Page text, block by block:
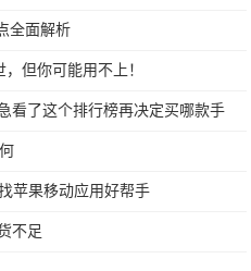
全面解析
但你可能用不上！
看了这个排行榜再决定买哪款手
苹果移动应用好帮手
不足